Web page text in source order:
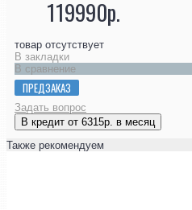
119990р.
товар отсутствует
В закладки
В сравнение
ПРЕДЗАКАЗ
Задать вопрос
В кредит от 6315р. в месяц
Также рекомендуем